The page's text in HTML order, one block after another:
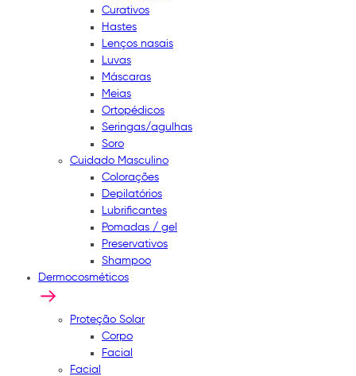
Curativos
Hastes
Lenços nasais
Luvas
Máscaras
Meias
Ortopédicos
Seringas/agulhas
Soro
Cuidado Masculino
Colorações
Depilatórios
Lubrificantes
Pomadas / gel
Preservativos
Shampoo
Dermocosméticos
Proteção Solar
Corpo
Facial
Facial